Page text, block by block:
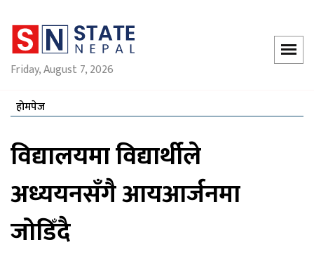
Friday, August 7, 2026
होमपेज
विद्यालयमा विद्यार्थीले
अध्ययनसँगै आयआर्जनमा
जोडिँदै